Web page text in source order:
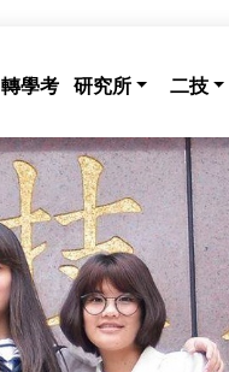
轉學考 研究所 二技